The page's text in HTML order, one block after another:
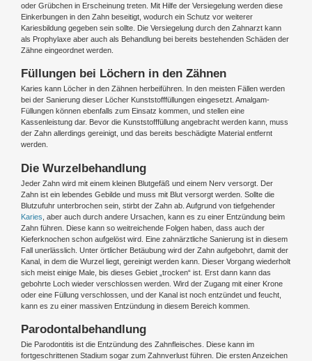
oder Grübchen in Erscheinung treten. Mit Hilfe der Versiegelung werden diese
Einkerbungen in den Zahn beseitigt, wodurch ein Schutz vor weiterer
Kariesbildung gegeben sein sollte. Die Versiegelung durch den Zahnarzt kann
als Prophylaxe aber auch als Behandlung bei bereits bestehenden Schäden der
Zähne eingeordnet werden.
Füllungen bei Löchern in den Zähnen
Karies kann Löcher in den Zähnen herbeiführen. In den meisten Fällen werden
bei der Sanierung dieser Löcher Kunststofffüllungen eingesetzt. Amalgam-
Füllungen können ebenfalls zum Einsatz kommen, und stellen eine
Kassenleistung dar. Bevor die Kunststofffüllung angebracht werden kann, muss
der Zahn allerdings gereinigt, und das bereits beschädigte Material entfernt
werden.
Die Wurzelbehandlung
Jeder Zahn wird mit einem kleinen Blutgefäß und einem Nerv versorgt. Der
Zahn ist ein lebendes Gebilde und muss mit Blut versorgt werden. Sollte die
Blutzufuhr unterbrochen sein, stirbt der Zahn ab. Aufgrund von tiefgehender
Karies , aber auch durch andere Ursachen, kann es zu einer Entzündung beim
Zahn führen. Diese kann so weitreichende Folgen haben, dass auch der
Kieferknochen schon aufgelöst wird. Eine zahnärztliche Sanierung ist in diesem
Fall unerlässlich. Unter örtlicher Betäubung wird der Zahn aufgebohrt, damit der
Kanal, in dem die Wurzel liegt, gereinigt werden kann. Dieser Vorgang wiederholt
sich meist einige Male, bis dieses Gebiet „trocken“ ist. Erst dann kann das
gebohrte Loch wieder verschlossen werden. Wird der Zugang mit einer Krone
oder eine Füllung verschlossen, und der Kanal ist noch entzündet und feucht,
kann es zu einer massiven Entzündung in diesem Bereich kommen.
Parodontalbehandlung
Die Parodontitis ist die Entzündung des Zahnfleisches. Diese kann im
fortgeschrittenen Stadium sogar zum Zahnverlust führen. Die ersten Anzeichen